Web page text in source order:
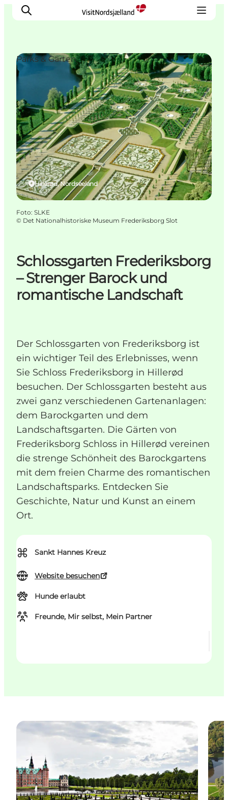
Highlights
Erlebnisse
Geschmack
Unterkünfte
Städte
Reiseplanung
Schlossgarten Frederiksborg
– Strenger Barock und
romantische Landschaft
Der Schlossgarten von Frederiksborg ist
ein wichtiger Teil des Erlebnisses, wenn
Sie Schloss Frederiksborg in Hillerød
besuchen. Der Schlossgarten besteht aus
zwei ganz verschiedenen Gartenanlagen:
dem Barockgarten und dem
Landschaftsgarten. Die Gärten von
Frederiksborg Schloss in Hillerød vereinen
die strenge Schönheit des Barockgartens
mit dem freien Charme des romantischen
Landschaftsparks. Entdecken Sie
Geschichte, Natur und Kunst an einem
Ort.
⌘ Sankt Hannes Kreuz
Website besuchen
Hunde erlaubt
Freunde, Mir selbst, Mein Partner
Hillerød, Nordseeland
Parks & Gärten
Foto: SLKE
© Det Nationalhistoriske Museum Frederiksborg Slot